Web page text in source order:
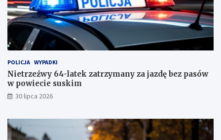
s
k
i
!
POLICJA WYPADKI
Nietrzeźwy 64-latek zatrzymany za jazdę bez pasów
w powiecie suskim
30 lipca 2026